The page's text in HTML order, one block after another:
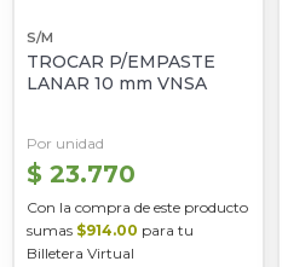
S/M
TROCAR P/EMPASTE
LANAR 10 mm VNSA
Por unidad
$ 23.770
Con la compra de este producto
sumas $914.00 para tu
Billetera Virtual